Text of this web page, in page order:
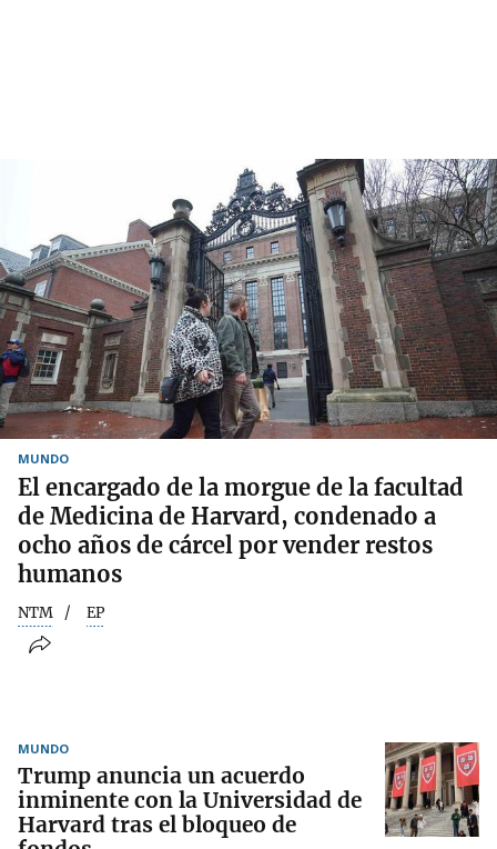
MUNDO
El encargado de la morgue de la facultad
de Medicina de Harvard, condenado a
ocho años de cárcel por vender restos
humanos
NTM EP
MUNDO
Trump anuncia un acuerdo
inminente con la Universidad de
Harvard tras el bloqueo de